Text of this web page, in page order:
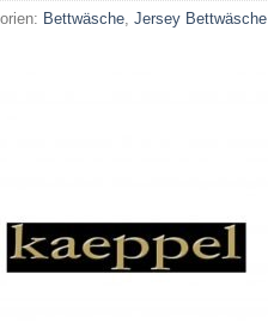
Bettwäsche ,Jersey Bettwäsche